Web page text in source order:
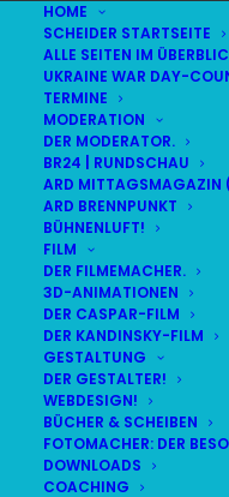
HOME
SCHEIDER STARTSEITE
ALLE SEITEN IM
UKRAINE WAR DAY-
TERMINE
MODERATION
DER MODERATOR.
BR24 | RUNDSCHAU
ARD MITTAGSMAGAZIN
ARD BRENNPUNKT
BÜHNENLUFT!
FILM
DER FILMEMACHER.
3D-ANIMATIONEN
DER CASPAR-FILM
DER KANDINSKY-FILM
GESTALTUNG
DER GESTALTER!
WEBDESIGN!
BÜCHER & SCHEIBEN
FOTOMACHER: DER
DOWNLOADS
COACHING
DAS HIER